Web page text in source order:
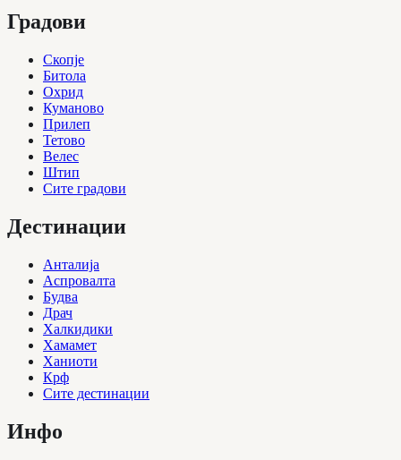
Градови
Скопје
Битола
Охрид
Куманово
Прилеп
Тетово
Велес
Штип
Сите градови
Дестинации
Анталија
Аспровалта
Будва
Драч
Халкидики
Хамамет
Ханиоти
Крф
Сите дестинации
Инфо